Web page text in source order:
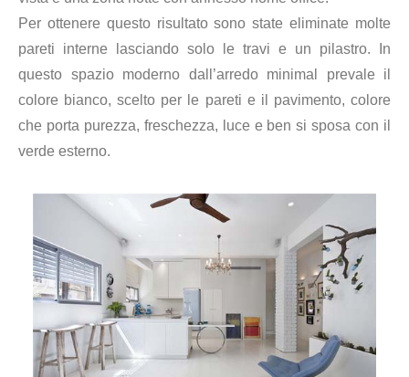
Per ottenere questo risultato sono state eliminate molte
pareti interne lasciando solo le travi e un pilastro. In
questo spazio moderno dall’arredo minimal prevale il
colore bianco, scelto per le pareti e il pavimento, colore
che porta purezza, freschezza, luce e ben si sposa con il
verde esterno.